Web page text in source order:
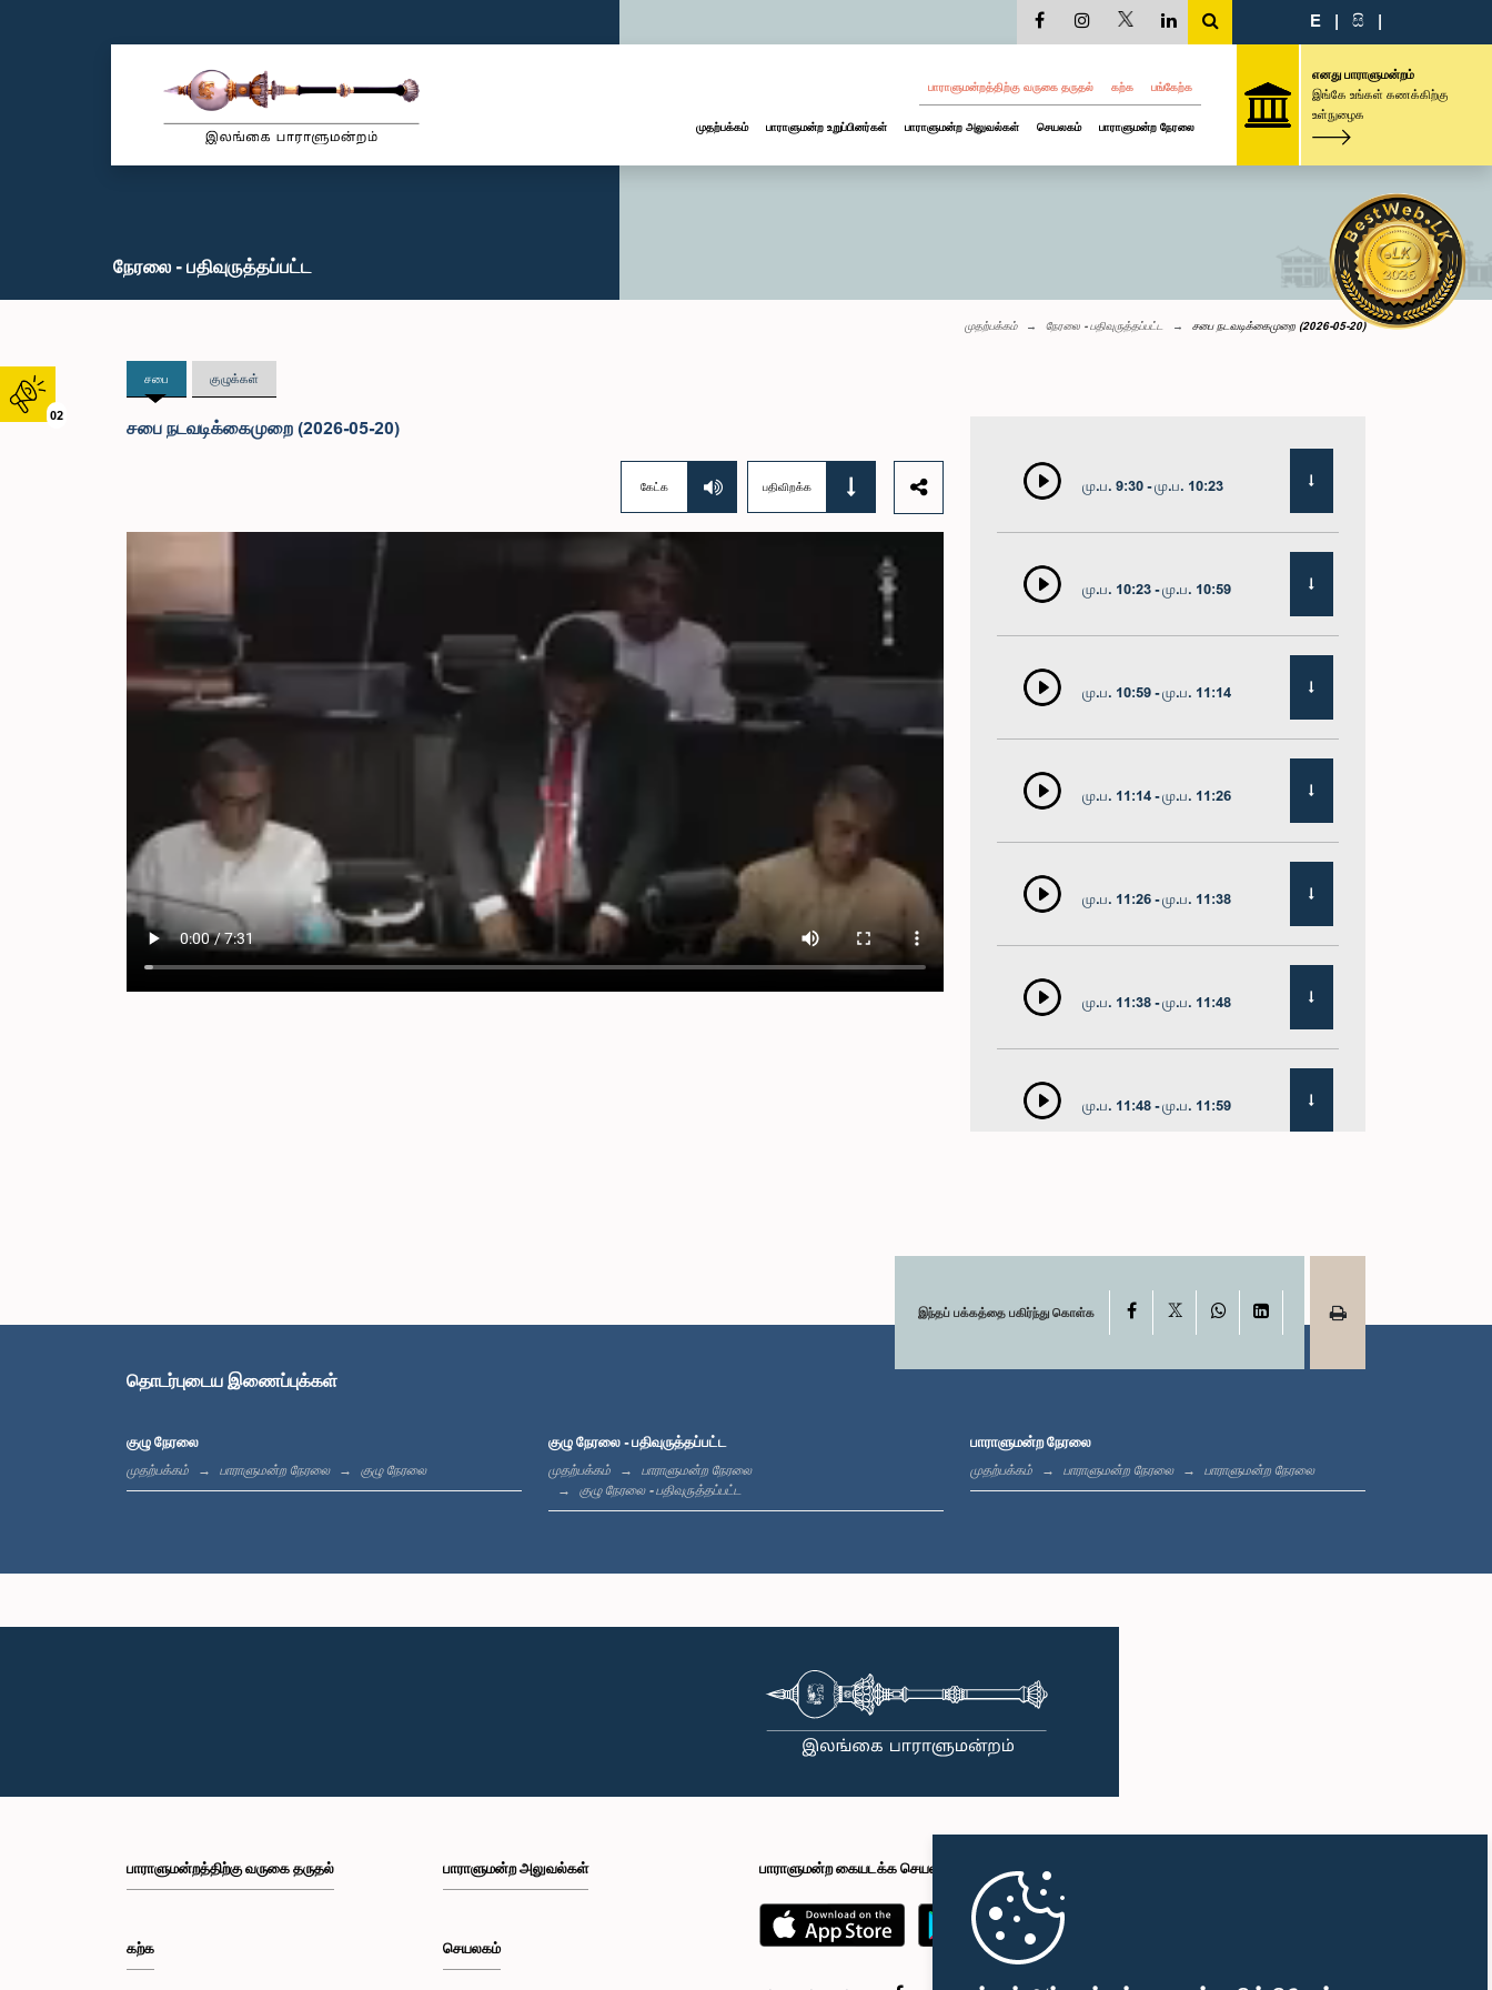
02
E | සි |
பாராளுமன்றத்திற்கு வருகை தருதல் கற்க பங்கேற்க
முதற்பக்கம் பாராளுமன்ற உறுப்பினர்கள் பாராளுமன்ற அலுவல்கள் செயலகம் பாராளுமன்ற நேரலை
எனது பாராளுமன்றம்
இங்கே உங்கள் கணக்கிற்கு
உள்நுழைக
நேரலை - பதிவுருத்தப்பட்ட
முதற்பக்கம் நேரலை - பதிவுருத்தப்பட்ட சபை நடவடிக்கைமுறை (2026-05-20)
சபை குழுக்கள்
சபை நடவடிக்கைமுறை (2026-05-20)
கேட்க பதிவிறக்க மு.ப. 9:30 - மு.ப. 10:23
மு.ப. 10:23 - மு.ப. 10:59
மு.ப. 10:59 - மு.ப. 11:14
மு.ப. 11:14 - மு.ப. 11:26
மு.ப. 11:26 - மு.ப. 11:38
மு.ப. 11:38 - மு.ப. 11:48
மு.ப. 11:48 - மு.ப. 11:59
பி.ப. 12:16 - பி.ப. 12:24
இந்தப் பக்கத்தை பகிர்ந்து கொள்க Facebook WhatsAppLinkedIn
தொடர்புடைய இணைப்புக்கள்
குழு நேரலை
முதற்பக்கம் பாராளுமன்ற நேரலை குழு நேரலை
குழு நேரலை - பதிவுருத்தப்பட்ட
முதற்பக்கம்
பாராளுமன்ற நேரலை
குழு நேரலை - பதிவுருத்தப்பட்ட
பாராளுமன்ற நேரலை
முதற்பக்கம் பாராளுமன்ற நேரலை பாராளுமன்ற நேரலை
பாராளுமன்றத்திற்கு வருகை தருதல்
கற்க
பாராளுமன்ற அலுவல்கள்
செயலகம்
பாராளுமன்ற கையடக்க செயலி